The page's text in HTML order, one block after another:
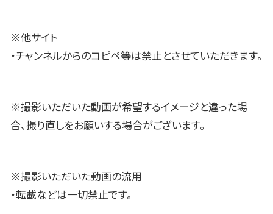
※他サイト
・チャンネルからのコピペ等は禁止とさせていただきます。
※撮影いただいた動画が希望するイメージと違った場
合、撮り直しをお願いする場合がございます。
※撮影いただいた動画の流用
・転載などは一切禁止です。